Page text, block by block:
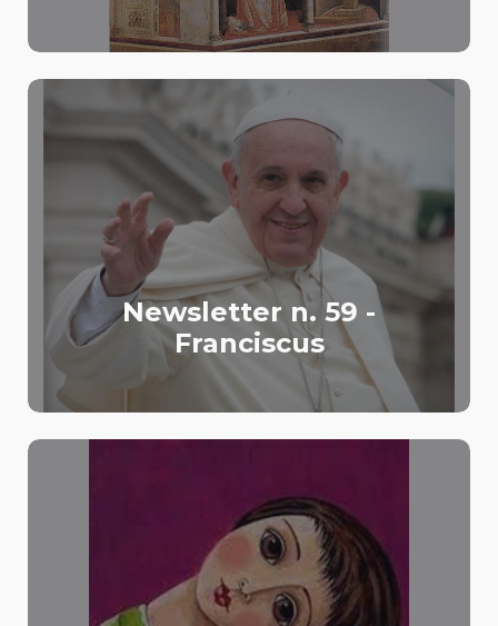
Newsletter n. 59 -
Franciscus